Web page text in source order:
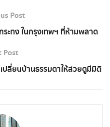
Post
ทง ในกรุงเทพฯ ที่ห้ามพลาด
Post
ปลี่ยนบ้านธรรมดาให้สวยดูมีมิติ